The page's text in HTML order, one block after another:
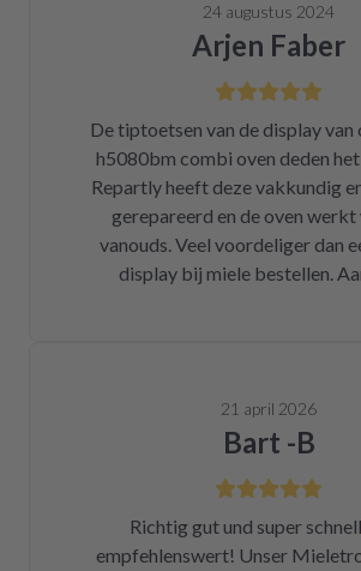
24 augustus 2024
Arjen Faber
De tiptoetsen van de display van
h5080bm combi oven deden het niet meer.
Repartly heeft deze vakkundig
gerepareerd en de oven werkt
vanouds. Veel voordeliger dan een nieuwe
display
21 april 2026
Bart -B
Richtig gut und super
empfehlenswert! Unser